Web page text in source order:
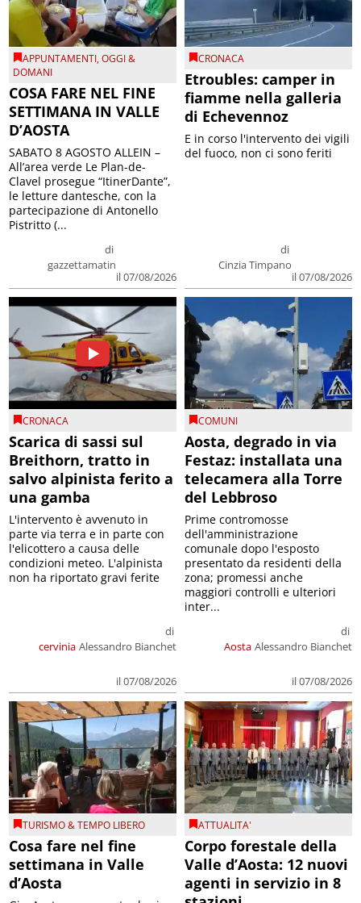
APPUNTAMENTI,OGGI &
DOMANI
COSA FARE NEL FINE
SETTIMANA IN VALLE
D’AOSTA
di
gazzettamatin
il 07/08/2026
SABATO 8 AGOSTO ALLEIN –
All’area verde Le Plan-de-
Clavel prosegue “ItinerDante”,
le letture dantesche, con la
partecipazione di Antonello
Pistritto (...
CRONACA
Etroubles: camper in
fiamme nella galleria
di Echevennoz
di
Cinzia Timpano
il 07/08/2026
E in corso l'intervento dei vigili
del fuoco, non ci sono feriti
CRONACA
Scarica di sassi sul
Breithorn, tratto in
salvo alpinista ferito a
una gamba
cervinia
di
Alessandro Bianchet
il 07/08/2026
L'intervento è avvenuto in
parte via terra e in parte con
l'elicottero a causa delle
condizioni meteo. L'alpinista
non ha riportato gravi ferite
COMUNI
Aosta, degrado in via
Festaz: installata una
telecamera alla Torre
del Lebbroso
Aosta
di
Alessandro Bianchet
il 07/08/2026
Prime contromosse
dell'amministrazione
comunale dopo l'esposto
presentato da residenti della
zona; promessi anche
maggiori controlli e ulteriori
inter...
TURISMO & TEMPO LIBERO
Cosa fare nel fine
settimana in Valle
d’Aosta
ATTUALITA'
Corpo forestale della
Valle d’Aosta: 12 nuovi
agenti in servizio in 8